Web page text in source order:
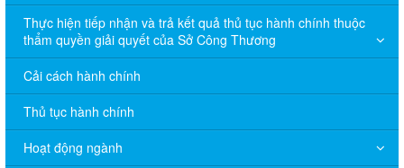
Thực hiện tiếp nhận và trả kết quả thủ tục hành chính thuộc
thẩm quyền giải quyết của Sở Công Thương
Cải cách hành chính
Thủ tục hành chính
Hoạt động ngành